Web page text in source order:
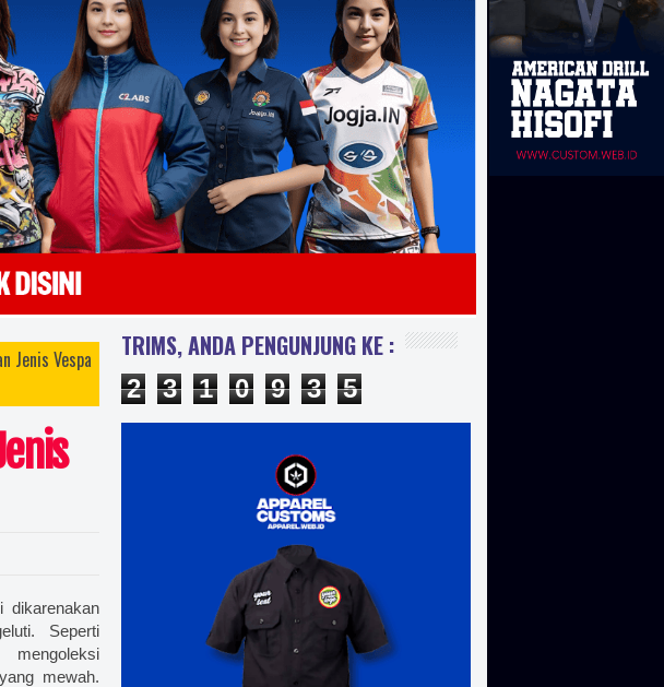
sablon kaos online, sablon kaos cod yogyakarta, sablon kaos digital, sablon kaos polyflex,
kaos manual satuan raster, sablon kaos manual satuan sparasi, sablon kaos manual satuan cmyk,
full print manual, sablon ukuran besar, sablon kaos ukruan besar, sablon kaos fullprint manual
gede, sablon kaos full, sablon kaos manual full, sablon kaos besar, sablon kaos distro, sablon
hd, harga sablon high density, cara sablon plastisol timbul, sablon timbul karet, plastisol high
sablon plastisol, sablon plastisol vs polyflex, harga sablon plastisol, contoh sablon rubber, ciri ciri
plastisol, harga sablon, harga jasa sablon kaos manual, harga sablon tanpa kaos, harga
kaos manual satuan, harga sablon kaos digital, harga sablon kaos yogyakarta, sablon kaos kelas,
sablon kaos murah, harga sablon kaos manual, sablon kaos jogja, sablon glow in the dark, harga
harga kaos glow in the dark, cara merawat kaos glow in the dark, jasa sablon glow in the dark
glow in the dark jogja, jasa sablon glow in the dark jakarta jogja, kaos glow in the dark, kaos
bandung jogja, sablon kaos glow in the dark, kaos glow in the dark grosir, jual kaos glow in the dark
& konveksi kaos yogyakarta, kaos komunitas, kaos kelas, kaos promosi, kaos oleh oleh atau kaos
pdh, bordir kemeja pdl, polo bordir, kemeja bordir, sablon bandana, sablon stiker, sablon totebag,
bordir topi, topi bordir, bordir topi jogja, topi bordir murah, bordir topi yogyakarta, bordir topi
topi bordir gambar, bikin topi snapback, bikin topi trucker, bordir topi snapback, bikin topi trucker,
takengon, sablon kaos pidie, sablon kaos bireuen, sablon kaos langsa, sablon kaos bener meriah,
kaos medan, sablon kaos padang, sablon kaos bandung, sablon kaos semarang, sablon kaos
sablon kaos banda aceh , sablon kaos mataram, sablon kaos banjarmasin, sablon kaos
sablon kaos palangkarya, sablon kaos palu, sablon kaos manado, sablon kaos
Jenis Vespa
dikarenakan
Seperti
mewah.
TRIMS, ANDA PENGUNJUNG KE :
2 3 1 0 9 3 5